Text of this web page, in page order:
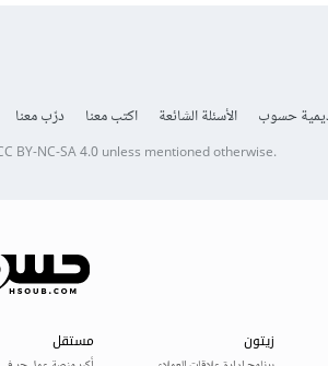
حسوب الأسئلة الشائعة اكتب معنا درّب معنا
BY-NC-SA 4.0unless mentioned otherwise.